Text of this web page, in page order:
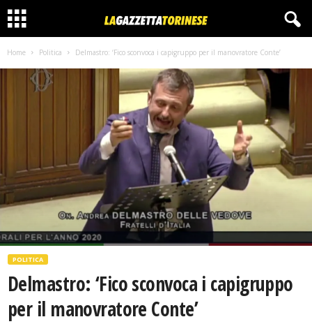
Home Politica Delmastro: ‘Fico sconvoca i capigruppo per il manovratore Conte’
POLITICA
Delmastro: ‘Fico sconvoca i capigruppo
per il manovratore Conte’